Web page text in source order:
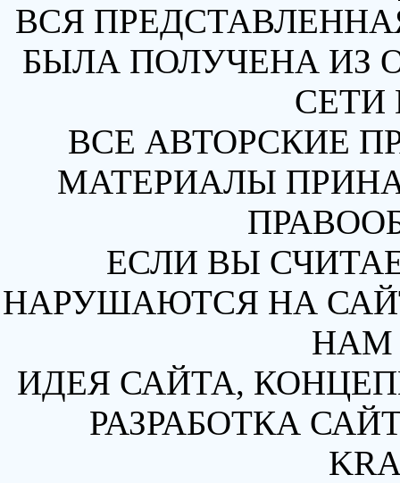
ВСЯ
БЫЛА ПОЛУЧЕНА ИЗ
СЕТИ
ВСЕ АВТОРСКИЕ
МАТЕРИАЛЫ
ЕСЛИ ВЫ
НАРУШАЮТСЯ НА
НАМ
ИДЕЯ САЙТА,
РАЗРАБОТКА